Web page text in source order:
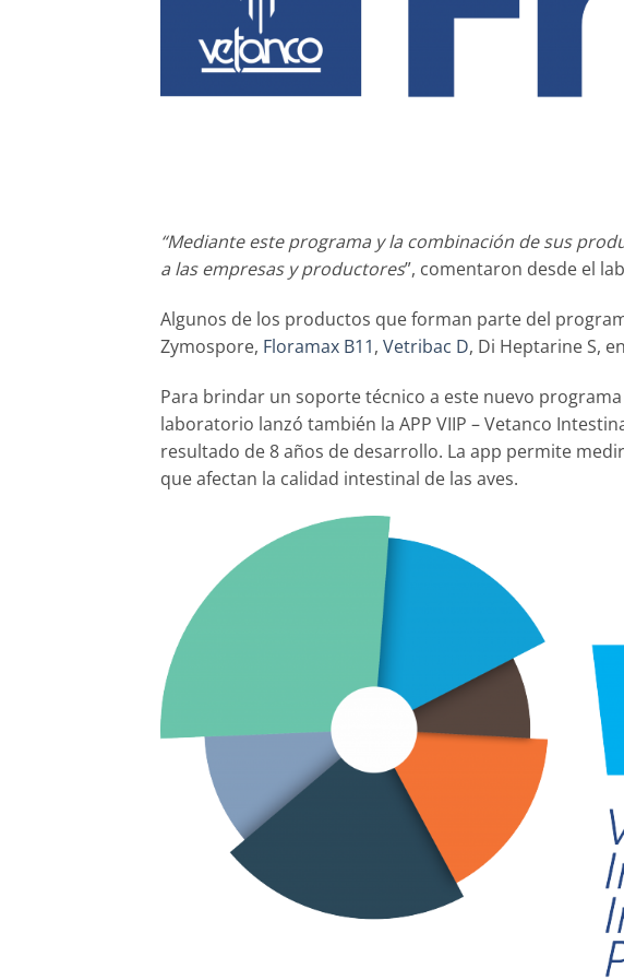
“Mediante este programa y la combinación de sus
a las empresas y productores”, comentaron desde el
Algunos de los productos que forman parte del
Zymospore, Floramax B11, Vetribac D, Di Heptarine S,
Para brindar un soporte técnico a este nuevo
laboratorio lanzó también la APP VIIP – Vetanco
resultado de 8 años de desarrollo. La app permite
que afectan la calidad intestinal de las aves.